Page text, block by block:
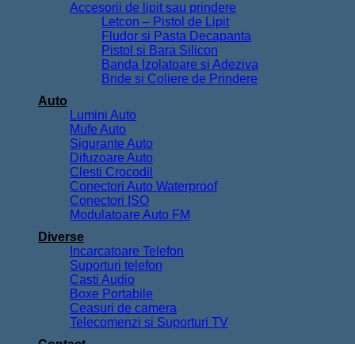
Accesorii de lipit sau prindere
Letcon – Pistol de Lipit
Fludor si Pasta Decapanta
Pistol si Bara Silicon
Banda Izolatoare si Adeziva
Bride si Coliere de Prindere
Auto
Lumini Auto
Mufe Auto
Sigurante Auto
Difuzoare Auto
Clesti Crocodil
Conectori Auto Waterproof
Conectori ISO
Modulatoare Auto FM
Diverse
Incarcatoare Telefon
Suporturi telefon
Casti Audio
Boxe Portabile
Ceasuri de camera
Telecomenzi si Suporturi TV